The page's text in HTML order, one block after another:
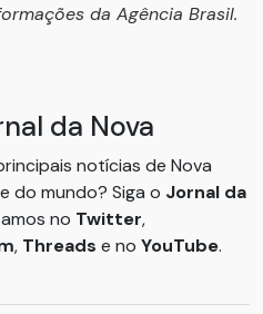
da Agência Brasil.
da Nova
notícias de Nova
do mundo? Siga o Jornal da
no Twitter,
, Threads e no YouTube.